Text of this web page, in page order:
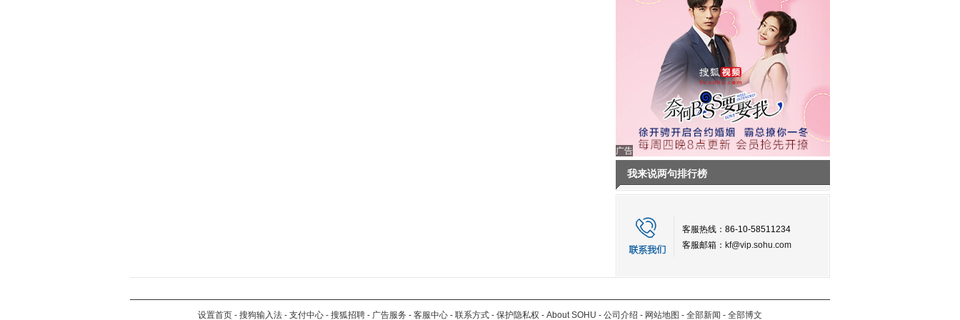
广告
我来说两句排行榜
客服热线：86-10-58511234
客服邮箱： kf@vip.sohu.com
设置首页 - 搜狗输入法 - 支付中心 - 搜狐招聘 - 广告服务 - 客服中心 - 联系方式 - 保护隐私权 - About SOHU - 公司介绍 - 网站地图 - 全部新闻 - 全部博文